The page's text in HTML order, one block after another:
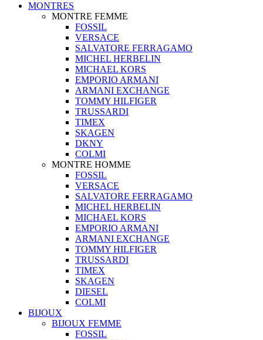
MONTRES
MONTRE FEMME
FOSSIL
VERSACE
SALVATORE FERRAGAMO
MICHEL HERBELIN
MICHAEL KORS
EMPORIO ARMANI
ARMANI EXCHANGE
TOMMY HILFIGER
TRUSSARDI
TIMEX
SKAGEN
DKNY
COLMI
MONTRE HOMME
FOSSIL
VERSACE
SALVATORE FERRAGAMO
MICHEL HERBELIN
MICHAEL KORS
EMPORIO ARMANI
ARMANI EXCHANGE
TOMMY HILFIGER
TRUSSARDI
TIMEX
SKAGEN
DIESEL
COLMI
BIJOUX
BIJOUX FEMME
FOSSIL